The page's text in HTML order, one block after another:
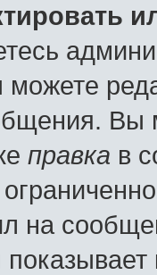
Вы
правка в
на